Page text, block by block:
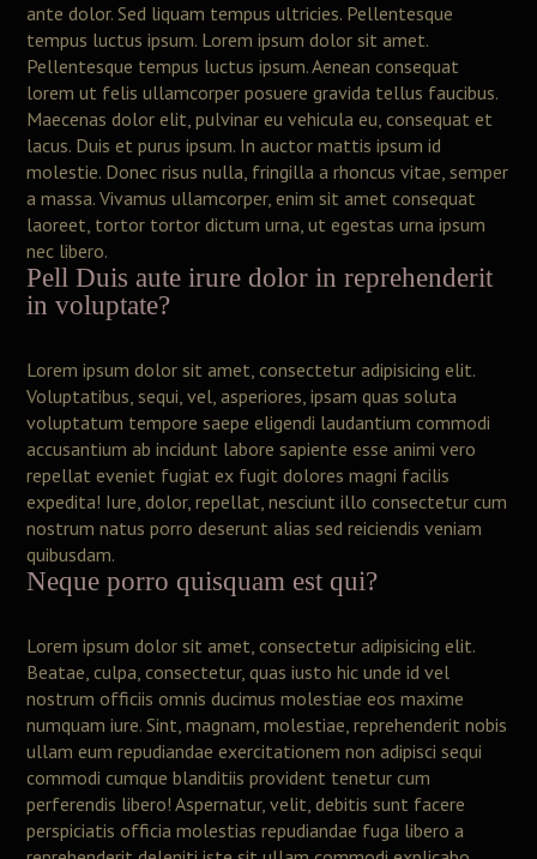
ante dolor. Sed liquam tempus ultricies. Pellentesque
tempus luctus ipsum. Lorem ipsum dolor sit amet.
Pellentesque tempus luctus ipsum. Aenean consequat
lorem ut felis ullamcorper posuere gravida tellus faucibus.
Maecenas dolor elit, pulvinar eu vehicula eu, consequat et
lacus. Duis et purus ipsum. In auctor mattis ipsum id
molestie. Donec risus nulla, fringilla a rhoncus vitae, semper
a massa. Vivamus ullamcorper, enim sit amet consequat
laoreet, tortor tortor dictum urna, ut egestas urna ipsum
nec libero.
Pell Duis aute irure dolor in reprehenderit
in voluptate?
Lorem ipsum dolor sit amet, consectetur adipisicing elit.
Voluptatibus, sequi, vel, asperiores, ipsam quas soluta
voluptatum tempore saepe eligendi laudantium commodi
accusantium ab incidunt labore sapiente esse animi vero
repellat eveniet fugiat ex fugit dolores magni facilis
expedita! Iure, dolor, repellat, nesciunt illo consectetur cum
nostrum natus porro deserunt alias sed reiciendis veniam
quibusdam.
Neque porro quisquam est qui?
Lorem ipsum dolor sit amet, consectetur adipisicing elit.
Beatae, culpa, consectetur, quas iusto hic unde id vel
nostrum officiis omnis ducimus molestiae eos maxime
numquam iure. Sint, magnam, molestiae, reprehenderit nobis
ullam eum repudiandae exercitationem non adipisci sequi
commodi cumque blanditiis provident tenetur cum
perferendis libero! Aspernatur, velit, debitis sunt facere
perspiciatis officia molestias repudiandae fuga libero a